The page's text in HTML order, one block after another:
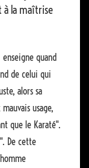
la maîtrise
quand
de celui qui
alors sa
usage,
que le Karaté".
De cette